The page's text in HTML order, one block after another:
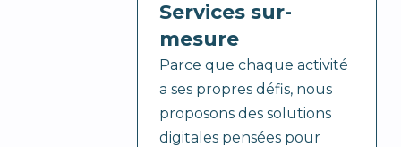
Services sur-
mesure
Parce que chaque activité
a ses propres défis, nous
proposons des solutions
digitales pensées pour